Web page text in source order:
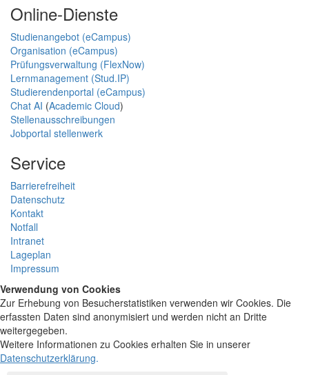
Online-Dienste
Studienangebot (eCampus)
Organisation (eCampus)
Prüfungsverwaltung (FlexNow)
Lernmanagement (Stud.IP)
Studierendenportal (eCampus)
Chat AI (Academic Cloud)
Stellenausschreibungen
Jobportal stellenwerk
Service
Barrierefreiheit
Datenschutz
Kontakt
Notfall
Intranet
Lageplan
Impressum
Verwendung von Cookies
Zur Erhebung von Besucherstatistiken verwenden wir Cookies. Die
erfassten Daten sind anonymisiert und werden nicht an Dritte
weitergegeben.
Weitere Informationen zu Cookies erhalten Sie in unserer
Datenschutzerklärung.